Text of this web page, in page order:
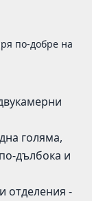
по-добре на
голяма,
дълбока и
отделения -